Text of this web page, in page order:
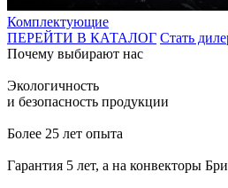
Комплектующие
ПЕРЕЙТИ В КАТАЛОГ Стать
Почему выбирают нас
Экологичность
и безопасность продукции
Более 25 лет опыта
Гарантия 5 лет, а на конвекторы